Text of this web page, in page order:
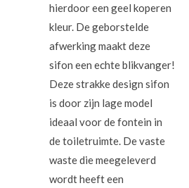
hierdoor een geel koperen
kleur. De geborstelde
afwerking maakt deze
sifon een echte blikvanger!
Deze strakke design sifon
is door zijn lage model
ideaal voor de fontein in
de toiletruimte. De vaste
waste die meegeleverd
wordt heeft een